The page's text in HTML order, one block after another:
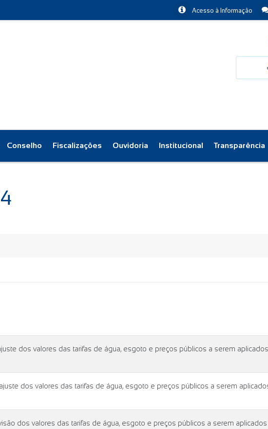
Acesso à Informação
Conselho Fiscalizações Ouvidoria Institucional Transparência
dos valores das tarifas de água, esgoto e preços públicos a serem
dos valores das tarifas de água, esgoto e preços públicos a serem
dos valores das tarifas de água, esgoto e preços públicos a serem aplicados